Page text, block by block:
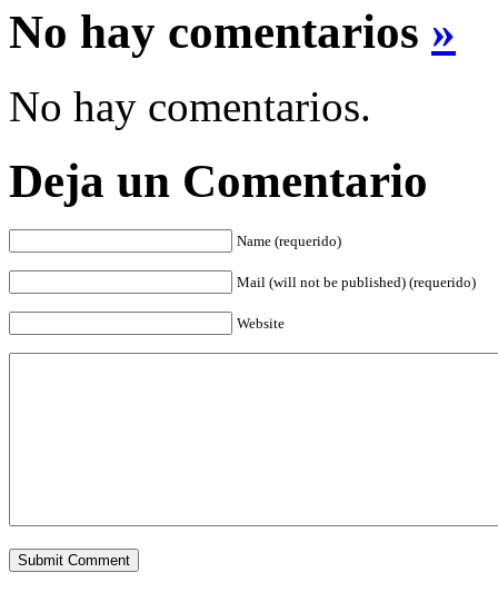
No hay comentarios »
No hay comentarios.
Deja un Comentario
Name (requerido)
Mail (will not be published) (requerido)
Website